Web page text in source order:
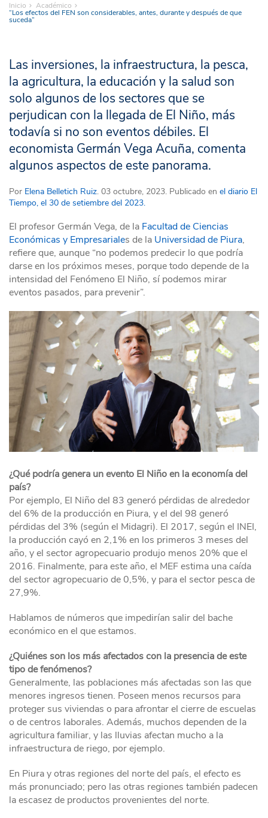
Inicio Académico
“Los efectos del FEN son considerables, antes, durante y después de que
suceda”
Las inversiones, la infraestructura, la pesca,
la agricultura, la educación y la salud son
solo algunos de los sectores que se
perjudican con la llegada de El Niño, más
todavía si no son eventos débiles. El
economista Germán Vega Acuña, comenta
algunos aspectos de este panorama.
Por Elena Belletich Ruiz. 03 octubre, 2023. Publicado en el diario El
Tiempo, el 30 de setiembre del 2023.
El profesor Germán Vega, de la Facultad de Ciencias
Económicas y Empresariales de la Universidad de Piura,
refiere que, aunque “no podemos predecir lo que podría
darse en los próximos meses, porque todo depende de la
intensidad del Fenómeno El Niño, sí podemos mirar
eventos pasados, para prevenir”.
¿Qué podría genera un evento El Niño en la economía del
país?
Por ejemplo, El Niño del 83 generó pérdidas de alrededor
del 6% de la producción en Piura, y el del 98 generó
pérdidas del 3% (según el Midagri). El 2017, según el INEI,
la producción cayó en 2,1% en los primeros 3 meses del
año, y el sector agropecuario produjo menos 20% que el
2016. Finalmente, para este año, el MEF estima una caída
del sector agropecuario de 0,5%, y para el sector pesca de
27,9%.
Hablamos de números que impedirían salir del bache
económico en el que estamos.
¿Quiénes son los más afectados con la presencia de este
tipo de fenómenos?
Generalmente, las poblaciones más afectadas son las que
menores ingresos tienen. Poseen menos recursos para
proteger sus viviendas o para afrontar el cierre de escuelas
o de centros laborales. Además, muchos dependen de la
agricultura familiar, y las lluvias afectan mucho a la
infraestructura de riego, por ejemplo.
En Piura y otras regiones del norte del país, el efecto es
más pronunciado; pero las otras regiones también padecen
la escasez de productos provenientes del norte.